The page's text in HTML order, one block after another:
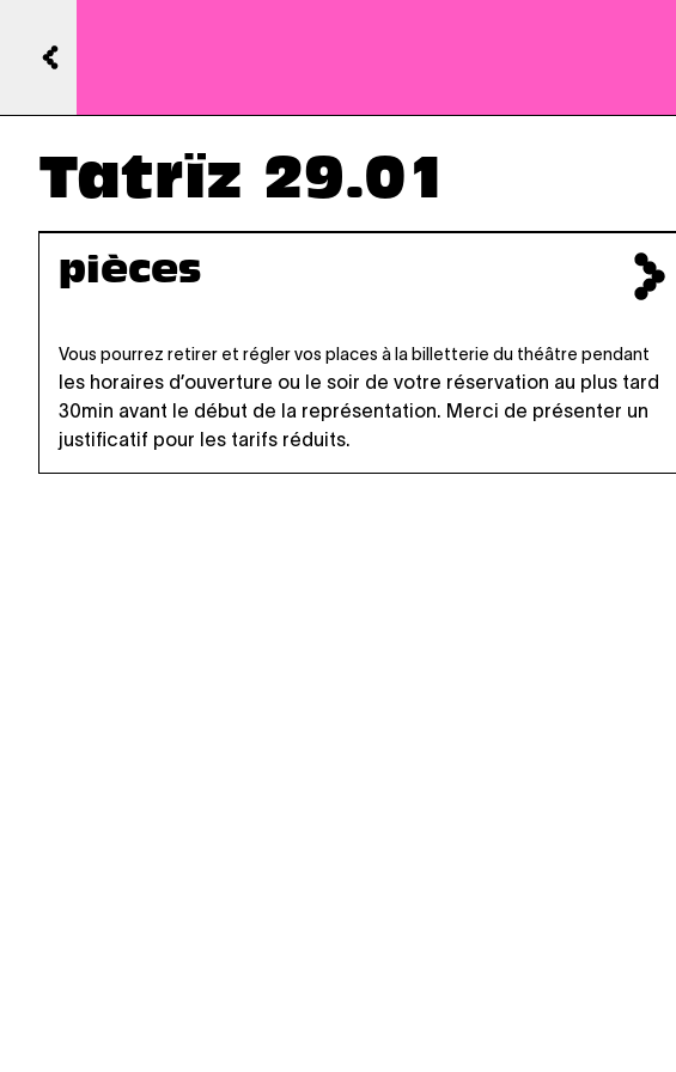
Tatrïz 29.01
pièces
Vous pourrez retirer et régler vos places à la billetterie du théâtre pendant
les horaires d’ouverture ou le soir de votre réservation au plus tard
30min avant le début de la représentation. Merci de présenter un
justificatif pour les tarifs réduits.